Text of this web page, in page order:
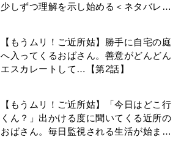
少しずつ理解を示し始める＜ネタバレあ
【もうムリ！ご近所姑】勝手に自宅の庭
へ入ってくるおばさん。善意がどんどん
エスカレートして…【第2話】
【もうムリ！ご近所姑】「今日はどこ行
くん？」出かける度に聞いてくる近所の
おばさん。毎日監視される生活が始ま